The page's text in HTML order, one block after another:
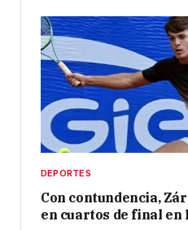
DEPORTES
Con contundencia,
en cuartos de final en